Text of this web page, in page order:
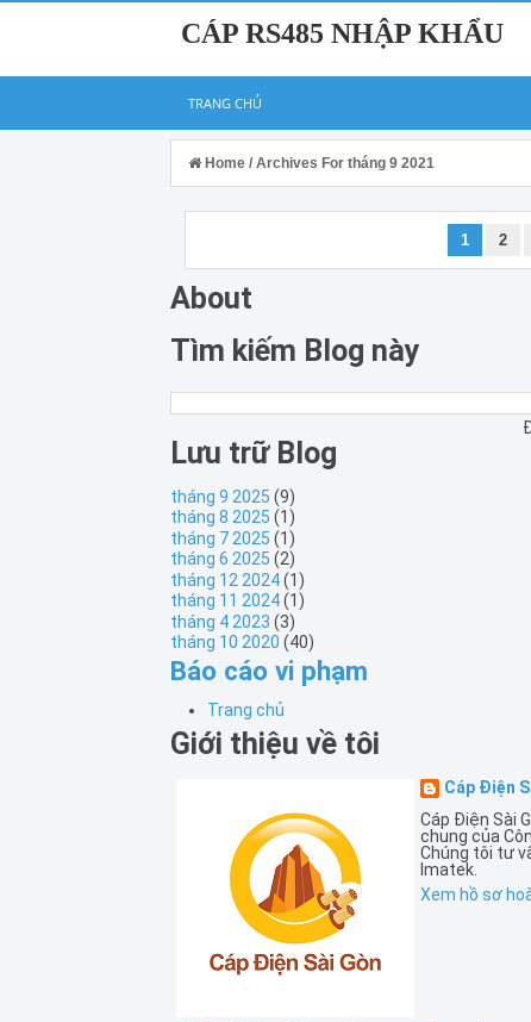
CÁP RS485 NHẬP KHẨU
TRANG CHỦ
Home / Archives For tháng 9 2021
1 2
About
Tìm kiếm Blog này
Lưu trữ Blog
tháng 9 2025 (9)
tháng 8 2025 (1)
tháng 7 2025 (1)
tháng 6 2025 (2)
tháng 12 2024(1)
tháng 11 2024(1)
tháng 4 2023 (3)
tháng 10 2020 (40)
Báo cáo vi phạm
Trang chủ
Giới thiệu về tôi
Cáp Điện
Cáp Điện Sài
chung của
Chúng tôi tư
Imatek.
Xem hồ sơ